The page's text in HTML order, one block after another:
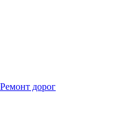
Ремонт дорог